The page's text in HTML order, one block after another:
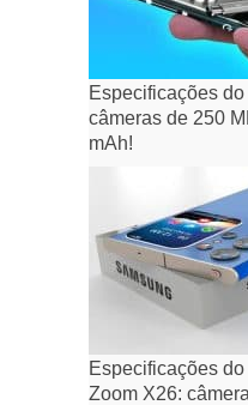
Especificações
câmeras de 250
mAh!
Especificações
Zoom X26: